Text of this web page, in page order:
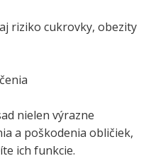
riziko cukrovky, obezity
nielen výrazne
a poškodenia obličiek,
ich funkcie.